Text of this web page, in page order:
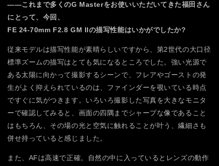
――これまで多くのG Masterをお使いいただいてきた福田さん
にとって、今回、
FE 24-70mm F2.8 GM IIの描写性能はいかがでしたか?
従来モデルは描写性能が素晴らしいですから、第2世代の大口径
標準ズームの描写はとても気になるところでした。強い光源で
ある太陽に向かって撮影するシーンで、フレアやゴーストの発
生がよく抑えられているのは、ファインダーを覗いている時点
ですぐに気がつきます。いろいろ撮影した写真を大きなモニタ
ーで確認してみると、画面の四隅までシャープな像であること
はもちろん、その場の光と空気に触れることが叶う、繊細さも
併せ持っていると感じました。
また、AFは高速で正確。自然の中に入っているとレンズの動作